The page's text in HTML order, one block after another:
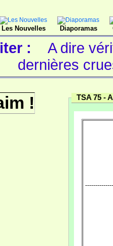
Les Nouvelles Diaporamas
:
A dire
dernières
! TSA 75 -